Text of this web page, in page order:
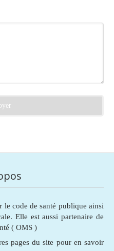
le code de santé publique ainsi
Elle est aussi partenaire de
( OMS )
pages du site pour en savoir